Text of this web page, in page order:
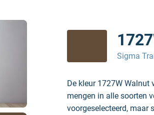
Sigma
De kleur 1727W
mengen in alle soorten
voorgeselecteerd, maar